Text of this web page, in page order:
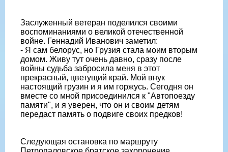
Заслуженный ветеран поделился своими
воспоминаниями о великой отечественной
войне. Геннадий Иванович заметил:
- Я сам белорус, но Грузия стала моим вторым
домом. Живу тут очень давно, сразу после
войны судьба забросила меня в этот
прекрасный, цветущий край. Мой внук
настоящий грузин и я им горжусь. Сегодня он
вместе со мной присоединился к "Автопоезду
памяти", и я уверен, что он и своим детям
передаст память о подвиге своих предков!
Следующая остановка по маршруту